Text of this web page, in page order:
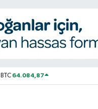
BTC 64.084,87